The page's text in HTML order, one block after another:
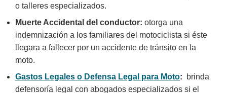
o talleres especializados.
Muerte Accidental del conductor: otorga una
indemnización a los familiares del motociclista si éste
llegara a fallecer por un accidente de tránsito en la
moto.
Gastos Legales o Defensa Legal para Moto:
brinda
defensoría legal con abogados especializados si el